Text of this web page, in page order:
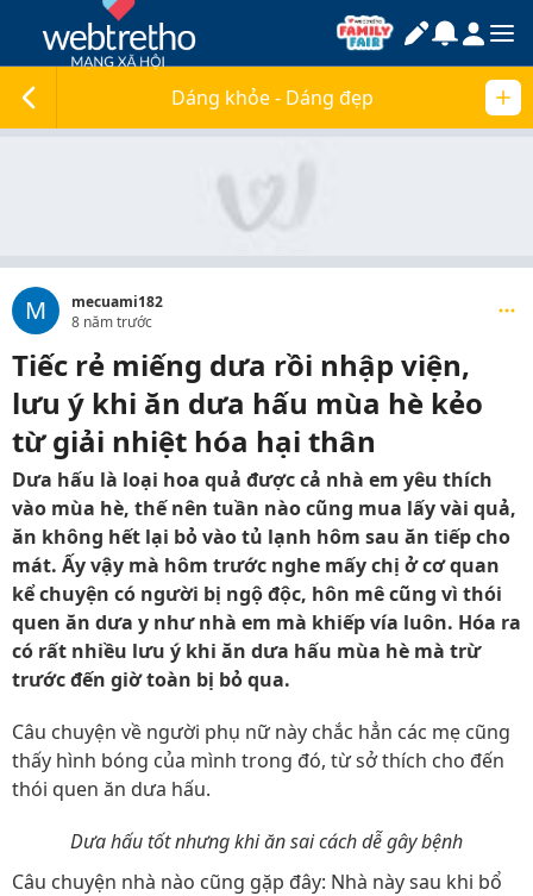
Dáng khỏe - Dáng đẹp
M
mecuami182
8 năm trước
Tiếc rẻ miếng dưa rồi nhập viện,
lưu ý khi ăn dưa hấu mùa hè kẻo
từ giải nhiệt hóa hại thân
Dưa hấu là loại hoa quả được cả nhà em yêu thích
vào mùa hè, thế nên tuần nào cũng mua lấy vài quả,
ăn không hết lại bỏ vào tủ lạnh hôm sau ăn tiếp cho
mát. Ấy vậy mà hôm trước nghe mấy chị ở cơ quan
kể chuyện có người bị ngộ độc, hôn mê cũng vì thói
quen ăn dưa y như nhà em mà khiếp vía luôn. Hóa ra
có rất nhiều lưu ý khi ăn dưa hấu mùa hè mà trừ
trước đến giờ toàn bị bỏ qua.
Câu chuyện về người phụ nữ này chắc hẳn các mẹ cũng
thấy hình bóng của mình trong đó, từ sở thích cho đến
thói quen ăn dưa hấu.
Dưa hấu tốt nhưng khi ăn sai cách dễ gây bệnh
Câu chuyện nhà nào cũng gặp đây: Nhà này sau khi bổ